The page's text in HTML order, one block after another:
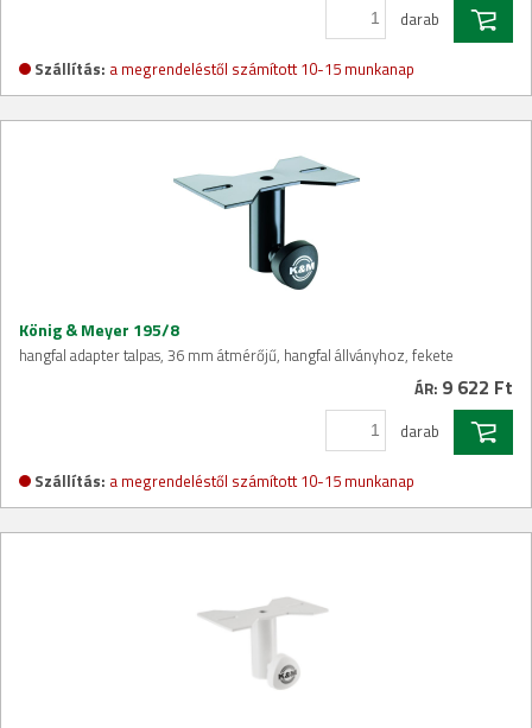
darab
Szállítás: a megrendeléstől számított 10-15 munkanap
König & Meyer 195/8
hangfal adapter talpas, 36 mm átmérőjű, hangfal állványhoz, fekete
ÁR: 9 622 Ft
darab
Szállítás: a megrendeléstől számított 10-15 munkanap